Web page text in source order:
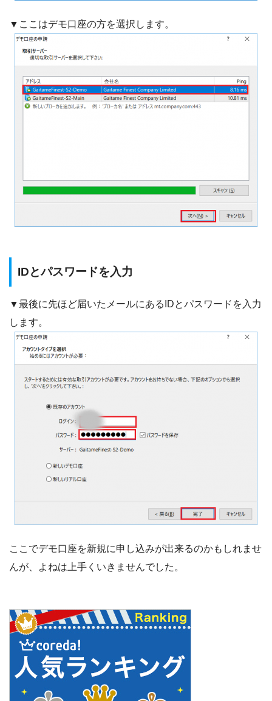
▼ここはデモ口座の方を選択します。
IDとパスワードを入力
▼最後に先ほど届いたメールにあるIDとパスワードを入力
します。
ここでデモ口座を新規に申し込みが出来るのかもしれませ
んが、よねは上手くいきませんでした。